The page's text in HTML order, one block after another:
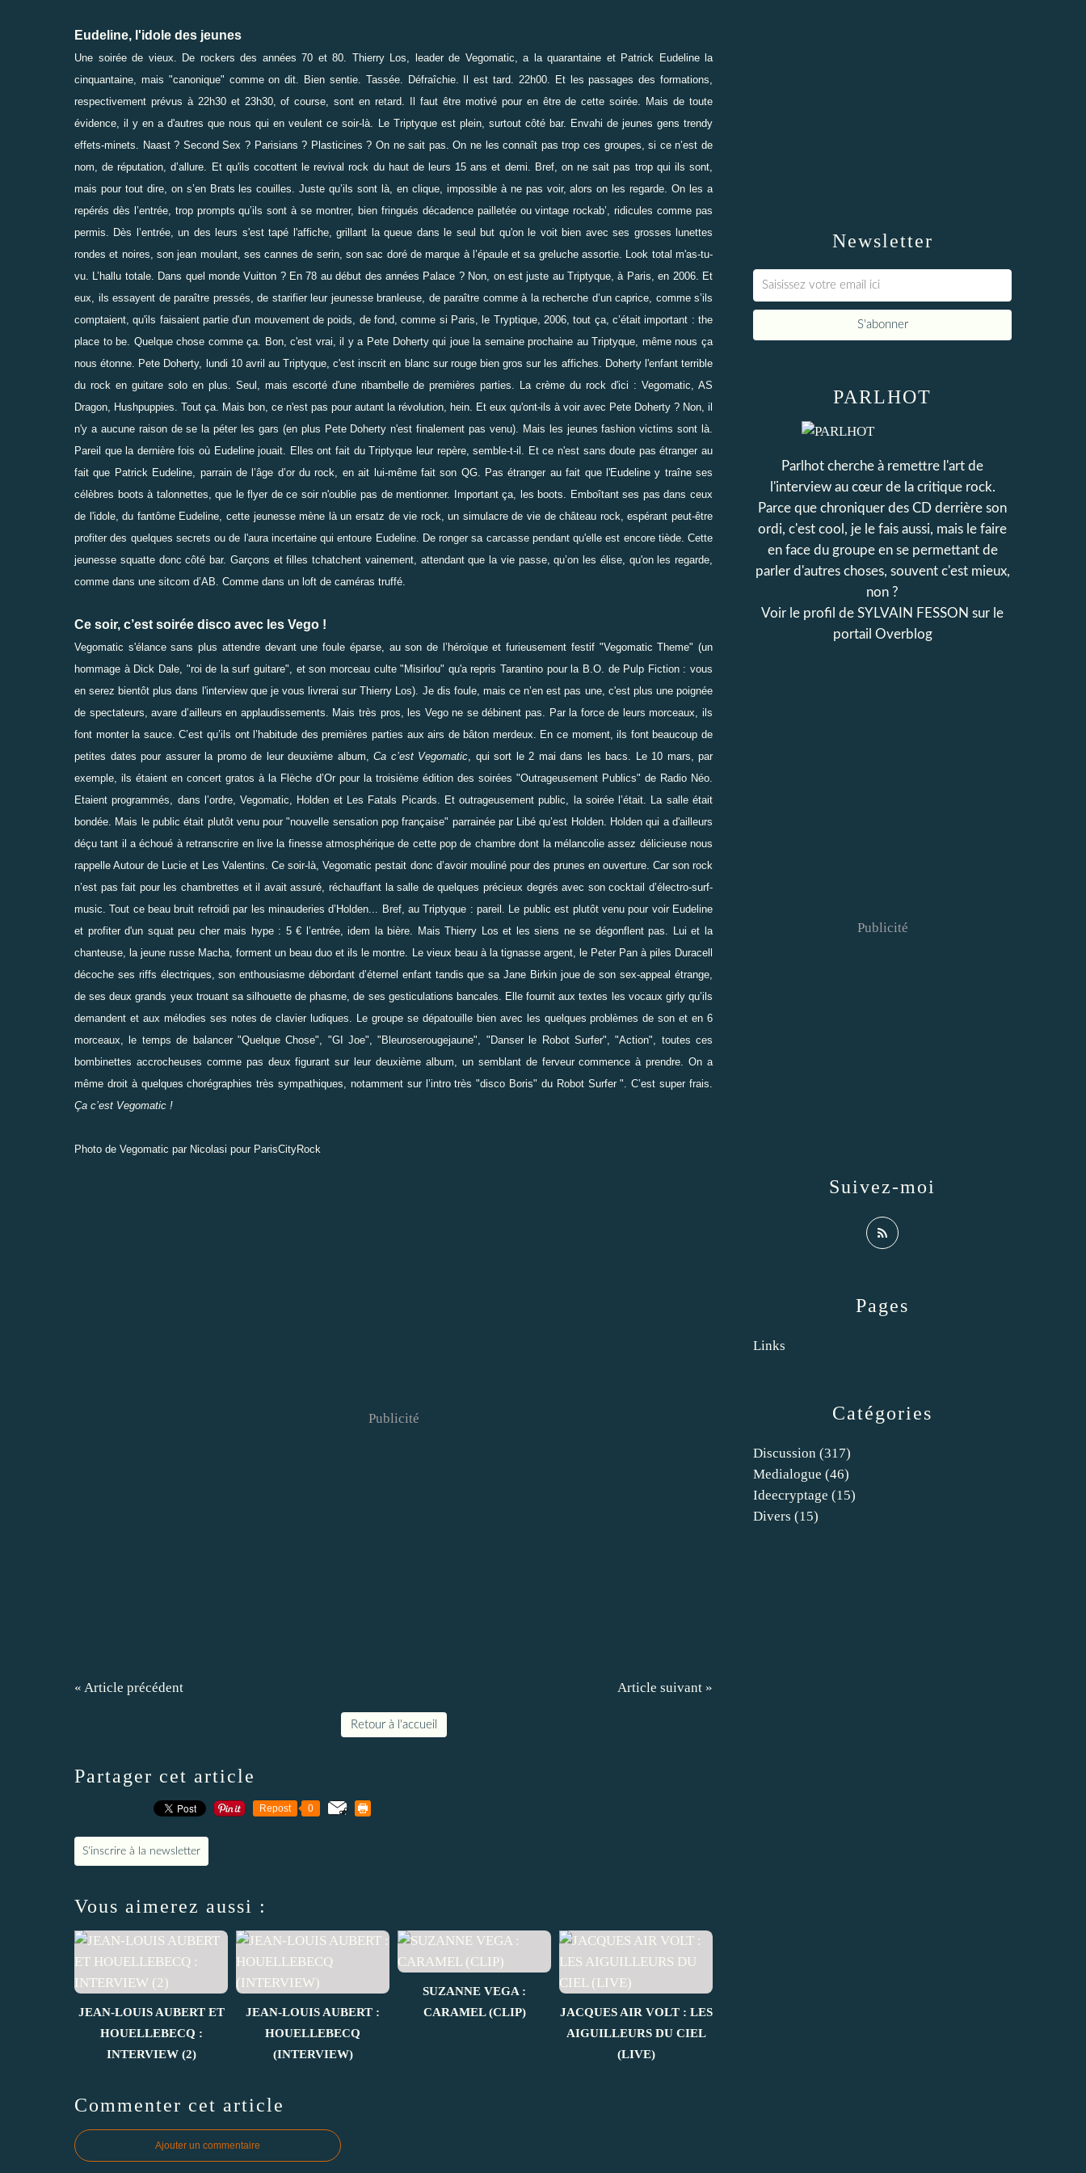
Eudeline, l'idole des jeunes
Une soirée de vieux. De rockers des années 70 et 80. Thierry Los, leader de Vegomatic , a la quarantaine et Patrick Eudelinela
cinquantaine, mais "canonique" comme on dit. Bien sentie. Tassée. Défraîchie. Il est tard. 22h00. Et les passages des formations,
respectivement prévus à 22h30 et 23h30, of course, sont en retard. Il faut être motivé pour en être de cette soirée. Mais de toute
évidence, il y en a d'autres que nous qui en veulent ce soir-là.
Le Triptyqueest plein, surtout côté bar. Envahi de jeunes gens trendy
effets-minets.
Naast? Second Sex ? Parisians ? Plasticines ? On ne sait pas. On ne les connaît pas trop ces groupes, si ce n’est de
nom, de réputation, d’allure. Et qu'ils cocottent le revival rock du haut de leurs 15 ans et demi. Bref, on ne sait pas trop qui ils sont,
mais pour tout dire, on s’en Brats les couilles. Juste qu’ils sont là, en clique, impossible à ne pas voir, alors on les regarde. On les a
repérés dès l’entrée, trop prompts qu’ils sont à se montrer, bien fringués décadence pailletée ou vintage rockab’, ridicules comme pas
permis. Dès l’entrée, un des leurs s'est tapé l'affiche, grillant la queue dans le seul but qu'on le voit bien avec ses grosses lunettes
rondes et noires, son jean moulant, ses cannes de serin, son sac doré de marque à l’épaule et sa greluche assortie. Look total m'as-tu-
vu. L’hallu totale. Dans quel monde Vuitton ? En 78 au début des années Palace ? Non, on est juste au Triptyque, à Paris, en 2006. Et
eux, ils essayent de paraître pressés, de starifier leur jeunesse branleuse, de paraître comme à la recherche d’un caprice, comme s’ils
comptaient, qu'ils faisaient partie d'un mouvement de poids, de fond, comme si Paris, le Tryptique, 2006, tout ça, c’était important : the
place to be. Quelque chose comme ça. Bon, c'est vrai, il y a Pete Doherty qui joue la semaine prochaine au Triptyque, même nous ça
nous étonne. Pete Doherty, lundi 10 avril au Triptyque, c'est inscrit en blanc sur rouge bien gros sur les affiches. Doherty l'enfant terrible
du rock en guitare solo en plus. Seul, mais escorté d'une ribambelle de premières parties. La crème du rock d'ici : Vegomatic, AS
Dragon, Hushpuppies. Tout ça. Mais bon, ce n'est pas pour autant la révolution, hein. Et eux qu'ont-ils à voir avec Pete Doherty ? Non, il
n'y a aucune raison de se la péter les gars (en plus Pete Doherty n'est finalement pas venu). Mais les jeunes fashion victims sont là.
Pareil que la dernière fois où Eudeline jouait. Elles ont fait du Triptyque leur repère, semble-t-il. Et ce n'est sans doute pas étranger au
fait que Patrick Eudeline, parrain de l’âge d’or du rock, en ait lui-même fait son QG. Pas étranger au fait que l'Eudeline y traîne ses
célèbres boots à talonnettes, que le flyer de ce soir n'oublie pas de mentionner. Important ça, les boots. Emboîtant ses pas dans ceux
de l'idole, du fantôme Eudeline, cette jeunesse mène là un ersatz de vie rock, un simulacre de vie de château rock, espérant peut-être
profiter des quelques secrets ou de l'aura incertaine qui entoure Eudeline. De ronger sa carcasse pendant qu'elle est encore tiède. Cette
jeunesse squatte donc côté bar. Garçons et filles tchatchent vainement, attendant que la vie passe, qu’on les élise, qu'on les regarde,
comme dans une sitcom d’AB. Comme dans un loft de caméras truffé.
Ce soir, c’est soirée disco avec les Vego !
Vegomatic s'élance sans plus attendre devant une foule éparse, au son de l’héroïque et furieusement festif "Vegomatic Theme" (un
hommage à Dick Dale, "roi de la surf guitare", et son morceau culte "Misirlou" qu'a repris Tarantino pour la B.O. de Pulp Fiction : vous
en serez bientôt plus dans l'interview que je vous livrerai sur Thierry Los). Je dis foule, mais ce n’en est pas une, c'est plus une poignée
de spectateurs, avare d’ailleurs en applaudissements. Mais très pros, les Vego ne se débinent pas. Par la force de leurs morceaux, ils
font monter la sauce. C’est qu’ils ont l’habitude des premières parties aux airs de bâton merdeux. En ce moment, ils font beaucoup de
petites dates pour assurer la promo de leur deuxième album, Ca c’est Vegomatic , qui sort le 2 mai dans les bacs. Le 10 mars, par
exemple, ils étaient en concert gratos à la Flèche d’Or pour la troisième édition des soirées "Outrageusement Publics" de Radio Néo
Etaient programmés, dans l’ordre, Vegomatic,
Holden et Les Fatals Picards. Et outrageusement public, la soirée l’était. La salle était
bondée. Mais le public était plutôt venu pour "nouvelle sensation pop française" parrainée par Libé qu’est Holden. Holden qui a d'ailleurs
déçu tant il a échoué à retranscrire en live la finesse atmosphérique de cette pop de chambre dont la mélancolie assez délicieuse nous
rappelle Autour de Lucie et Les Valentins. Ce soir-là, Vegomatic pestait donc d’avoir mouliné pour des prunes en ouverture. Car son rock
n’est pas fait pour les chambrettes et il avait assuré, réchauffant la salle de quelques précieux degrés avec son cocktail d’électro-surf-
music. Tout ce beau bruit refroidi par les minauderies d’Holden... Bref, au Triptyque : pareil. Le public est plutôt venu pour voir Eudeline
et profiter d'un squat peu cher mais hype : 5 € l’entrée, idem la bière. Mais Thierry Los et les siens ne se dégonflent pas. Lui et la
chanteuse, la jeune russe Macha, forment un beau duo et ils le montre. Le vieux beau à la tignasse argent, le Peter Pan à piles Duracell
décoche ses riffs électriques, son enthousiasme débordant d’éternel enfant tandis que sa Jane Birkin joue de son sex-appeal étrange,
de ses deux grands yeux trouant sa silhouette de phasme, de ses gesticulations bancales. Elle fournit aux textes les vocaux girly qu’ils
demandent et aux mélodies ses notes de clavier ludiques. Le groupe se dépatouille bien avec les quelques problèmes de son et en 6
morceaux, le temps de balancer "Quelque Chose", "GI Joe", "Bleuroserougejaune", "Danser le Robot Surfer", "Action", toutes ces
bombinettes accrocheuses comme pas deux figurant sur leur deuxième album, un semblant de ferveur commence à prendre. On a
même droit à quelques chorégraphies très sympathiques, notamment sur l’intro très "disco Boris" du Robot Surfer ". C’est super frais.
Ça c’est Vegomatic !
Photo de Vegomatic par Nicolasi pour ParisCityRock
Publicité
« Article précédent Article suivant »
Retour à l'accueil
Partager cet article
Repost 0
S'inscrire à la newsletter
Vous aimerez aussi :
JEAN-LOUIS AUBERT ET
HOUELLEBECQ :
INTERVIEW (2)
JEAN-LOUIS AUBERT :
HOUELLEBECQ
(INTERVIEW)
SUZANNE VEGA :
CARAMEL (CLIP)
JACQUES AIR VOLT : LES
AIGUILLEURS DU CIEL
(LIVE)
Commenter cet article
Ajouter un commentaire
Newsletter
Catégories
Discussion (317)
Medialogue (46)
Ideecryptage (15)
Divers (15)
Pages
Links
PARLHOT
Parlhot cherche à remettre l'art de
l'interview au cœur de la critique rock.
Parce que chroniquer des CD derrière son
ordi, c'est cool, je le fais aussi, mais le faire
en face du groupe en se permettant de
parler d'autres choses, souvent c'est mieux,
non ?
Voir le profil de SYLVAIN FESSON sur le
portail Overblog
Suivez-moi
Publicité